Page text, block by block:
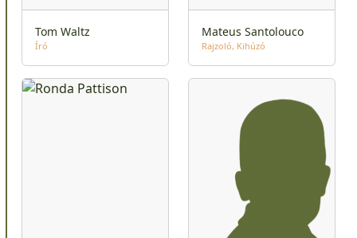
Tom Waltz
Író
Mateus Santolouco
Rajzoló Kihúzó